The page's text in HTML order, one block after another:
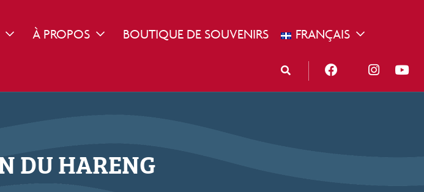
TOGGLE DROPDOWN
À PROPOS TOGGLE DROPDOWN
BOUTIQUE DE SOUVENIRS FRANÇAIS TOGGLE
DU HARENG